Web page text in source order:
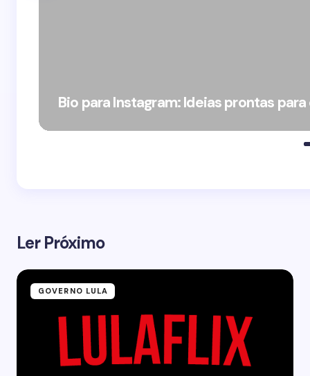
Bio para Instagram: Ideias prontas
Ler Próximo
GOVERNO LULA